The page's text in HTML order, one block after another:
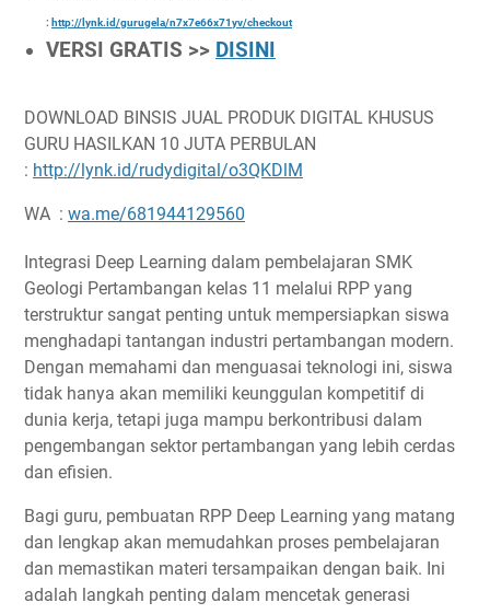
: http://lynk.id/gurugela/n7x7e66x71yv/checkout
VERSI GRATIS >> DISINI
DOWNLOAD BINSIS JUAL PRODUK DIGITAL KHUSUS
GURU HASILKAN 10 JUTA PERBULAN
: http://lynk.id/rudydigital/o3QKDlM
WA : wa.me/681944129560
Integrasi Deep Learning dalam pembelajaran SMK
Geologi Pertambangan kelas 11 melalui RPP yang
terstruktur sangat penting untuk mempersiapkan siswa
menghadapi tantangan industri pertambangan modern.
Dengan memahami dan menguasai teknologi ini, siswa
tidak hanya akan memiliki keunggulan kompetitif di
dunia kerja, tetapi juga mampu berkontribusi dalam
pengembangan sektor pertambangan yang lebih cerdas
dan efisien.
Bagi guru, pembuatan RPP Deep Learning yang matang
dan lengkap akan memudahkan proses pembelajaran
dan memastikan materi tersampaikan dengan baik. Ini
adalah langkah penting dalam mencetak generasi